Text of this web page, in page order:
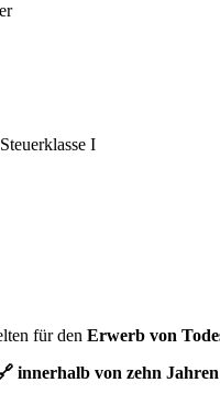
I
für den Erwerb von
innerhalb von zehn